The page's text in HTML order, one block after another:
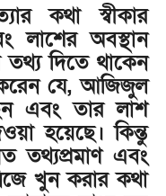
কথা স্বীকার
লাশের অবস্থান
তথ্য দিতে থাকেন
করেন যে, আজিজুল
এবং তার লাশ
হয়েছে। কিন্তু
তথ্যপ্রমাণ এবং
খুন করার কথা